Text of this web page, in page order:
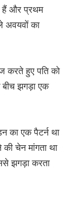
हैं और प्रथम
अवयवों का
करते हुए पति को
झगड़ा एक
का एक पैटर्न था
चेन मांगता था
झगड़ा करता